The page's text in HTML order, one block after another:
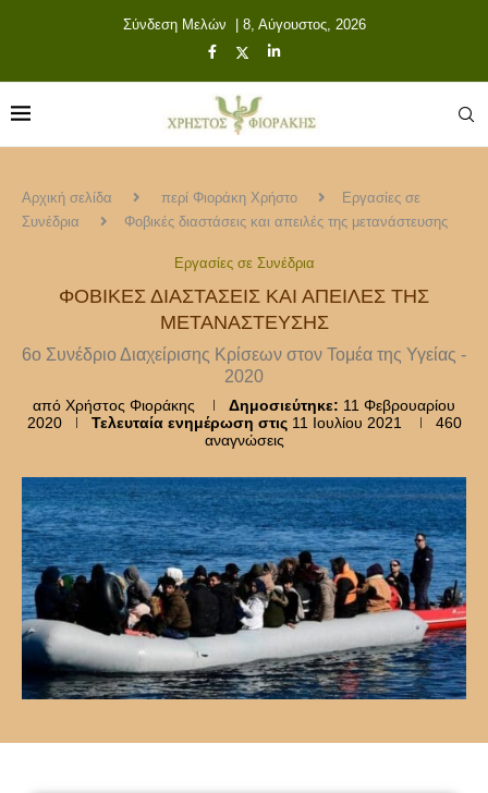
Σύνδεση Μελών | 8, Αύγουστος, 2026
Αρχική σελίδα περί Φιοράκη Χρήστο
Εργασίες σε
Συνέδρια
Φοβικές διαστάσεις και απειλές της μετανάστευσης
Εργασίες σε Συνέδρια
ΦΟΒΙΚΈΣ ΔΙΑΣΤΆΣΕΙΣ ΚΑΙ ΑΠΕΙΛΈΣ ΤΗΣ
ΜΕΤΑΝΆΣΤΕΥΣΗΣ
6ο Συνέδριο Διαχείρισης Κρίσεων στον Τομέα της Υγείας -
2020
από Χρήστος Φιοράκης Δημοσιεύτηκε: 11 Φεβρουαρίου
2020
Τελευταία ενημέρωση στις 11 Ιουλίου 2021
460
αναγνώσεις